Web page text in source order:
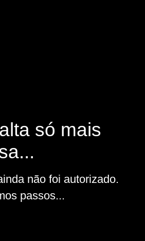
só mais
não foi autorizado.
passos...